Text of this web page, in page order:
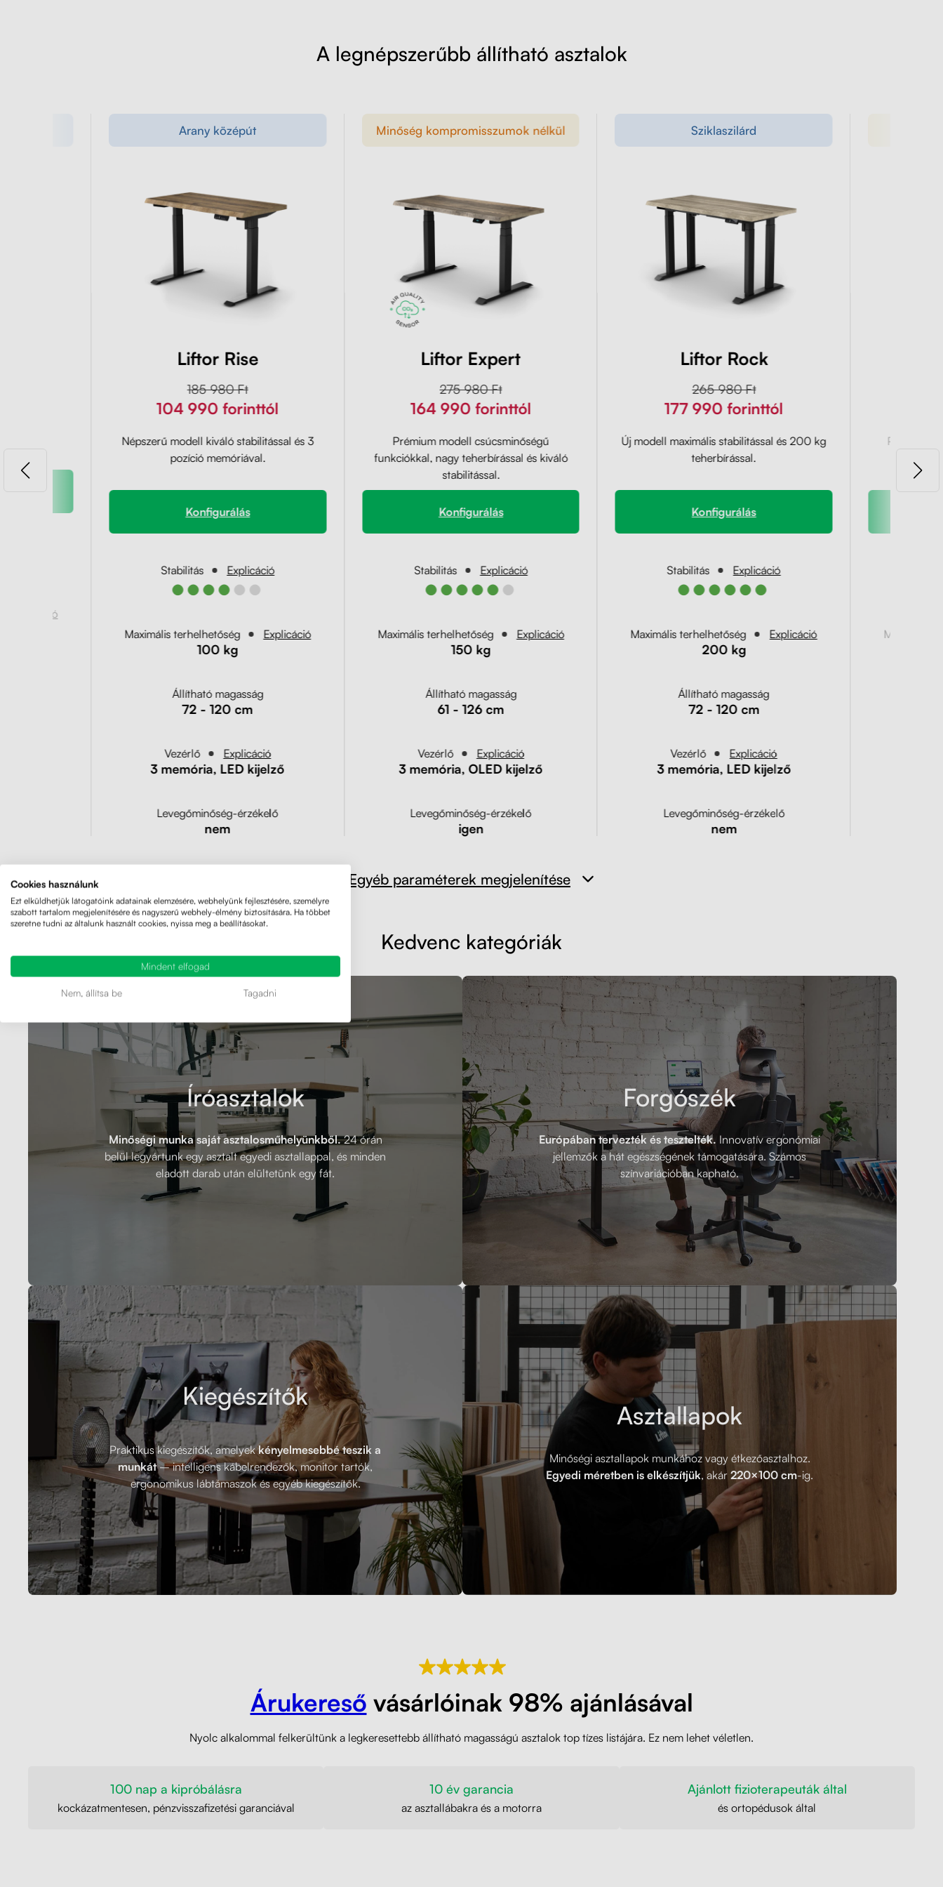
A legnépszerűbb állítható asztalok
Explicáció
Arany középút
Liftor Rise
185 980 Ft
104 990 forinttól
Népszerű modell kiváló stabilitással és 3
pozíció memóriával.
Konfigurálás
Stabilitás Explicáció
●●●●●●
Maximális terhelhetőség Explicáció
100 kg
Állítható magasság
72 - 120 cm
Vezérlő Explicáció
3 memória, LED kijelző
Levegőminőség-érzékelő
nem
Minőség kompromisszumok nélkül
Liftor Expert
275 980 Ft
164 990 forinttól
Prémium modell csúcsminőségű
funkciókkal, nagy teherbírással és kiváló
stabilitással.
Konfigurálás
Stabilitás Explicáció
●●●●●●
Maximális terhelhetőség Explicáció
150 kg
Állítható magasság
61 - 126 cm
Vezérlő Explicáció
3 memória, OLED kijelző
Levegőminőség-érzékelő
igen
Sziklaszilárd
Liftor Rock
265 980 Ft
177 990 forinttól
Új modell maximális stabilitással és 200 kg
teherbírással.
Konfigurálás
Stabilitás Explicáció
●●●●●●
Maximális terhelhetőség Explicáció
200 kg
Állítható magasság
72 - 120 cm
Vezérlő Explicáció
3 memória, LED kijelző
Levegőminőség-érzékelő
nem
Maximális
Egyéb paraméterek megjelenítése
Kedvenc kategóriák
Íróasztalok
Minőségi munka saját asztalosműhelyünkből.24 órán
belül legyártunk egy asztalt egyedi asztallappal, és minden
eladott darab után elültetünk egy fát.
Forgószék
Európában tervezték és tesztelték. Innovatív ergonómiai
jellemzők a hát egészségének támogatására. Számos
színvariációban kapható.
Kiegészítők
Praktikus kiegészítők, amelyekkényelmesebbé teszik a
munkát– intelligens kábelrendezők, monitor tartók,
ergonomikus lábtámaszok és egyéb kiegészítők.
Asztallapok
Minőségi asztallapok munkához vagy étkezőasztalhoz.
Egyedi méretben is elkészítjük, akár220×100 cm-ig.
Árukereső vásárlóinak 98% ajánlásával
Nyolc alkalommal felkerültünk a legkeresettebb állítható magasságú asztalok top tízes listájára. Ez nem lehet véletlen.
100 nap a kipróbálásra
kockázatmentesen, pénzvisszafizetési garanciával
10 év garancia
az asztallábakra és a motorra
Ajánlott fizioterapeuták által
és ortopédusok által
Cookies használunk
Ezt elküldhetjük látogatóink adatainak elemzésére, webhelyünk fejlesztésére, személyre
szabott tartalom megjelenítésére és nagyszerű webhely-élmény biztosítására. Ha többet
szeretne tudni az általunk használt cookies, nyissa meg a beállításokat.
Mindent elfogad
Nem, állítsa be Tagadni